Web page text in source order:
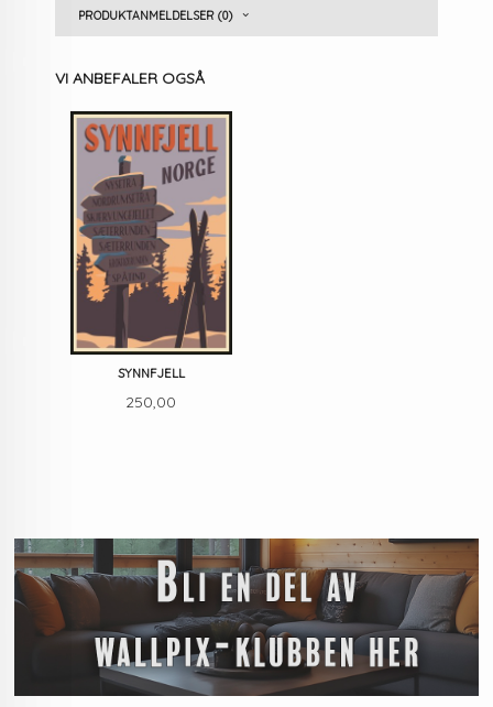
PRODUKTANMELDELSER (0)
VI ANBEFALER OGSÅ
SYNNFJELL
Pris
250,00